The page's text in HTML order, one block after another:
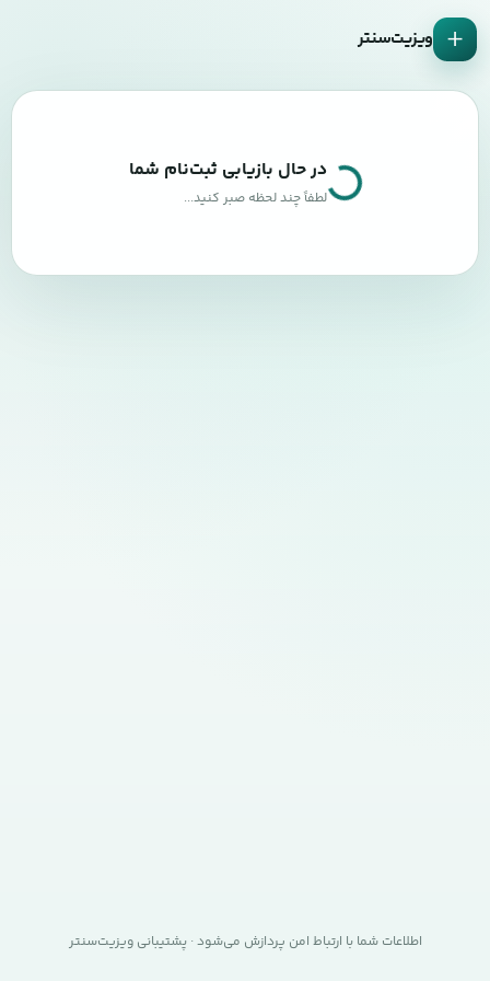
+ ویزیت‌سنتر
در حال بازیابی ثبت‌نام شما
لطفاً چند لحظه صبر کنید...
اطلاعات شما با ارتباط امن پردازش می‌شود · پشتیبانی ویزیت‌سنتر